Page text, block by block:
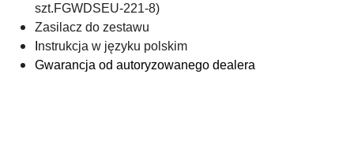
szt.FGWDSEU-221-8)
Zasilacz do zestawu
nstrukcja w języku polskim
Gwarancja od autoryzowanego dealera